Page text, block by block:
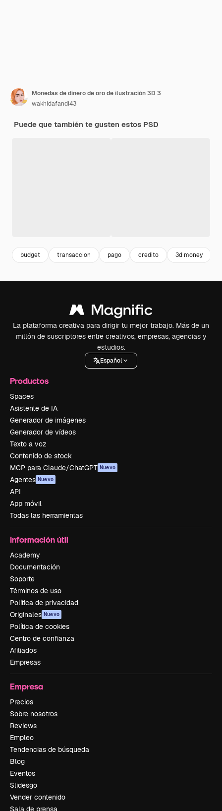
Monedas de dinero de oro de ilustración 3D 3
wakhidafandi43
Puede que también te gusten estos PSD
budget transaccion pago credito 3d money
La plataforma creativa para dirigir tu mejor trabajo. Más de un
millón de suscriptores entre creativos, empresas, agencias y
estudios.
Español
Productos
Spaces
Asistente de IA
Generador de imágenes
Generador de vídeos
Texto a voz
Contenido de stock
MCP para Claude/ChatGPT Nuevo
Agentes Nuevo
API
App móvil
Todas las herramientas
Información útil
Academy
Documentación
Soporte
Términos de uso
Política de privacidad
Originales Nuevo
Política de cookies
Centro de confianza
Afiliados
Empresas
Empresa
Precios
Sobre nosotros
Reviews
Empleo
Tendencias de búsqueda
Blog
Eventos
Slidesgo
Vender contenido
Sala de prensa